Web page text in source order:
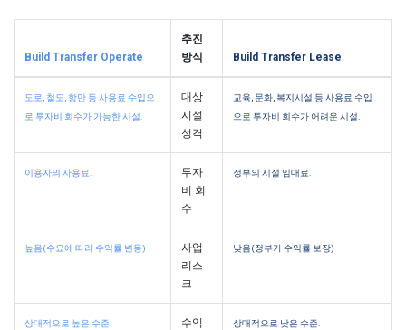
Build Transfer Operate
추진
방식
Build Transfer Lease
도로, 철도, 항만 등 사용료 수입으
로 투자비 회수가 가능한 시설.
대상
시설
성격
교육, 문화, 복지시설 등 사용료 수입
으로 투자비 회수가 어려운 시설.
이용자의 사용료.
투자
비 회
수
정부의 시설 임대료.
높음(수요에 따라 수익률 변동)
사업
리스
크
낮음(정부가 수익률 보장)
상대적으로 높은 수준.
수익
상대적으로 낮은 수준.